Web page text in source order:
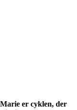
er cyklen, der